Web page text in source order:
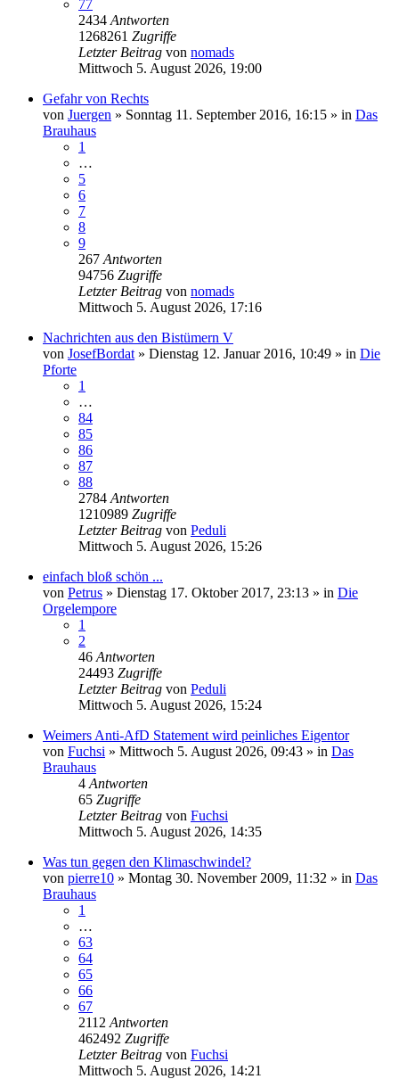
77
2434 Antworten
1268261 Zugriffe
Letzter Beitrag von nomads
Mittwoch 5. August 2026, 19:00
Gefahr von Rechts
von Juergen » Sonntag 11. September 2016, 16:15 » in Das
Brauhaus
1
…
5
6
7
8
9
267 Antworten
94756 Zugriffe
Letzter Beitrag von nomads
Mittwoch 5. August 2026, 17:16
Nachrichten aus den Bistümern V
von JosefBordat » Dienstag 12. Januar 2016, 10:49 » in Die
Pforte
1
…
84
85
86
87
88
2784 Antworten
1210989 Zugriffe
Letzter Beitrag von Peduli
Mittwoch 5. August 2026, 15:26
einfach bloß schön ...
von Petrus » Dienstag 17. Oktober 2017, 23:13 » in Die
Orgelempore
1
2
46 Antworten
24493 Zugriffe
Letzter Beitrag von Peduli
Mittwoch 5. August 2026, 15:24
Weimers Anti-AfD Statement wird peinliches Eigentor
von Fuchsi » Mittwoch 5. August 2026, 09:43 » in Das
Brauhaus
4 Antworten
65 Zugriffe
Letzter Beitrag von Fuchsi
Mittwoch 5. August 2026, 14:35
Was tun gegen den Klimaschwindel?
von pierre10 » Montag 30. November 2009, 11:32 » in Das
Brauhaus
1
…
63
64
65
66
67
2112 Antworten
462492 Zugriffe
Letzter Beitrag von Fuchsi
Mittwoch 5. August 2026, 14:21